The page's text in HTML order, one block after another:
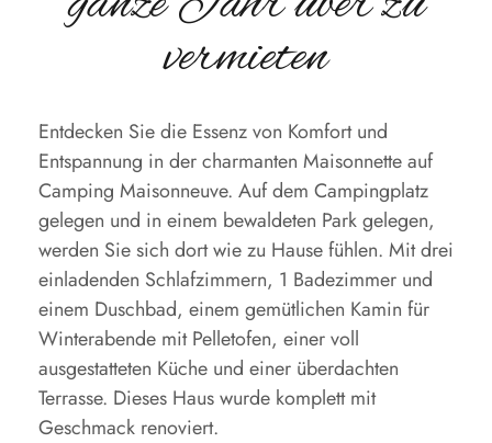
vermieten
Entdecken Sie die Essenz von Komfort und
Entspannung in der charmanten Maisonnette auf
Camping Maisonneuve. Auf dem Campingplatz
gelegen und in einem bewaldeten Park gelegen,
werden Sie sich dort wie zu Hause fühlen. Mit drei
einladenden Schlafzimmern, 1 Badezimmer und
einem Duschbad, einem gemütlichen Kamin für
Winterabende mit Pelletofen, einer voll
ausgestatteten Küche und einer überdachten
Terrasse. Dieses Haus wurde komplett mit
Geschmack renoviert.